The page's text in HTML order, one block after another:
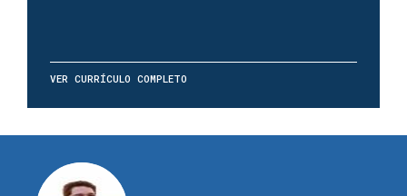
VER CURRÍCULO COMPLETO